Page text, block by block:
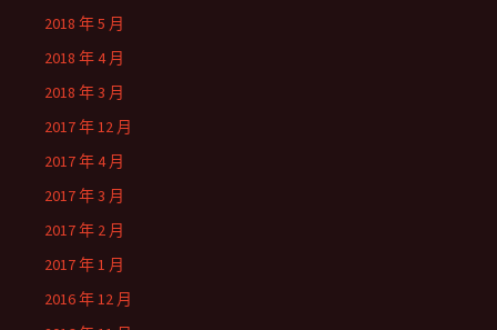
2018 年 5 月
2018 年 4 月
2018 年 3 月
2017 年 12 月
2017 年 4 月
2017 年 3 月
2017 年 2 月
2017 年 1 月
2016 年 12 月